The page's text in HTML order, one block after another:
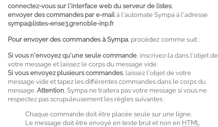
connectez-vous sur l'interface web du serveur de listes;
envoyer des commandes par e-mail à l'automate Sympa à l'adresse
sympa@listes-ense3.grenoble-inp.fr.
Pour envoyer des commandes à Sympa , procédez comme suit :
Si vous n'envoyez qu'une seule commande , inscrivez-la dans l'objet de
votre message et laissez le corps du message vide.
Si vous envoyez plusieurs commandes, laissez l'objet de votre
message vide et tapez les différentes commandes dans le corps du
message. Attention , Sympa ne traitera pas votre message si vous ne
respectez pas scrupuleusement les règles suivantes :
Chaque commande doit être placée seule sur une ligne.
Le message doit être envoyé en texte brut et non en HTML